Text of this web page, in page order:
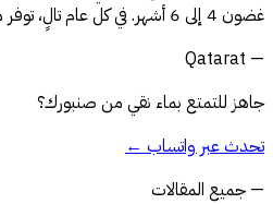
غضون 4 إلى 6 أشهر. في كل عام تالٍ، توفر ما بين 3500 و 5000 درهم، وهو ما يعادل ميزانية الغذاء لعدة أسابيع. فريقنا متاح على واتساب لتوجيهك مجاناً نحو الطراز المناسب حسب ميزانيتك.
— Qatarat
جاهز للتمتع بماء نقي من صنبورك؟
تحدث عبر واتساب←
—جميع المقالات